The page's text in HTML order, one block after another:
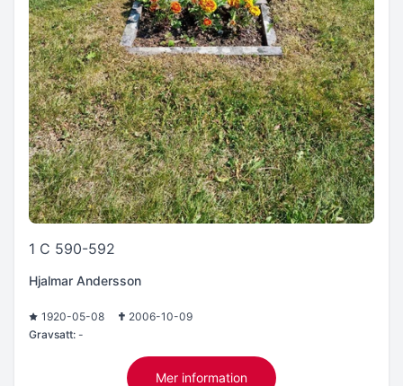
1 C 590-592
Hjalmar Andersson
1920-05-08
2006-10-09
Gravsatt: -
Mer information